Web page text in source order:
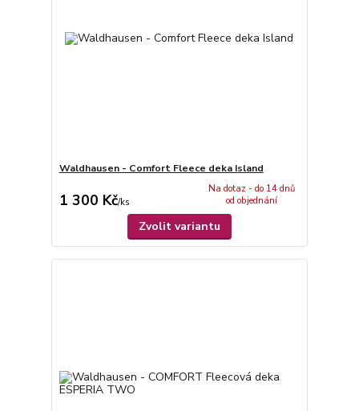
Waldhausen - Comfort Fleece deka Island
1 300 Kč/ks
Na dotaz - do 14 dnů
od objednání
Zvolit variantu